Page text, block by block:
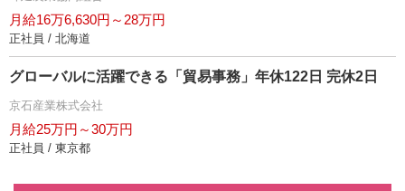
月給16万6,630円～28万円
正社員 / 北海道
グローバルに活躍できる「貿易事務」年休122日 完休2日
京石産業株式会社
月給25万円～30万円
正社員 / 東京都